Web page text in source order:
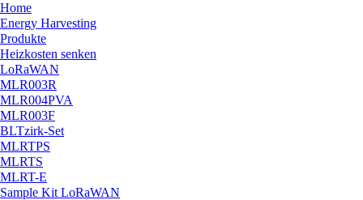
Home
Energy Harvesting
Produkte
Heizkosten senken
LoRaWAN
MLR003R
MLR004PVA
MLR003F
BLTzirk-Set
MLRTPS
MLRTS
MLRT-E
Sample Kit LoRaWAN